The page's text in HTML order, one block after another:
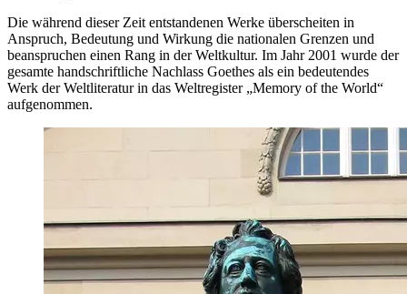
Die während dieser Zeit entstandenen Werke überscheiten in
Anspruch, Bedeutung und Wirkung die nationalen Grenzen und
beanspruchen einen Rang in der Weltkultur. Im Jahr 2001 wurde der
gesamte handschriftliche Nachlass Goethes als ein bedeutendes
Werk der Weltliteratur in das Weltregister „Memory of the World“
aufgenommen.